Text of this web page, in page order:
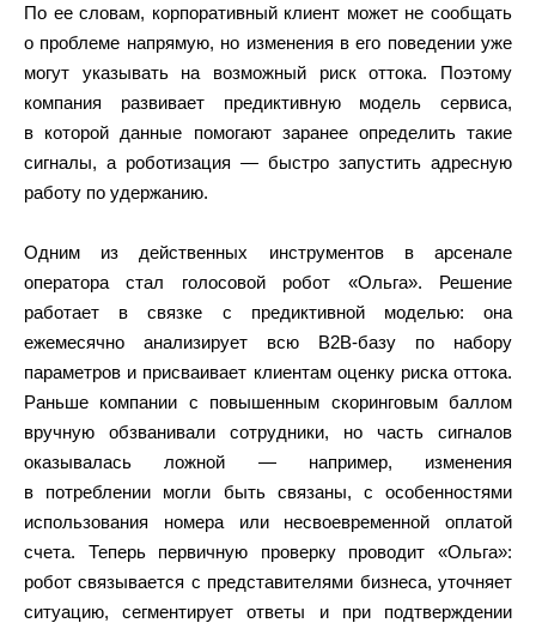
По ее словам, корпоративный клиент может не сообщать
о проблеме напрямую, но изменения в его поведении уже
могут указывать на возможный риск оттока. Поэтому
компания развивает предиктивную модель сервиса,
в которой данные помогают заранее определить такие
сигналы, а роботизация — быстро запустить адресную
работу по удержанию.
Одним из действенных инструментов в арсенале
оператора стал голосовой робот «Ольга». Решение
работает в связке с предиктивной моделью: она
ежемесячно анализирует всю B2B-базу по набору
параметров и присваивает клиентам оценку риска оттока.
Раньше компании с повышенным скоринговым баллом
вручную обзванивали сотрудники, но часть сигналов
оказывалась ложной — например, изменения
в потреблении могли быть связаны, с особенностями
использования номера или несвоевременной оплатой
счета. Теперь первичную проверку проводит «Ольга»:
робот связывается с представителями бизнеса, уточняет
ситуацию, сегментирует ответы и при подтверждении